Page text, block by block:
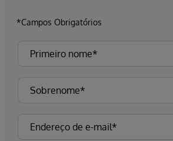
*Campos Obrigatórios